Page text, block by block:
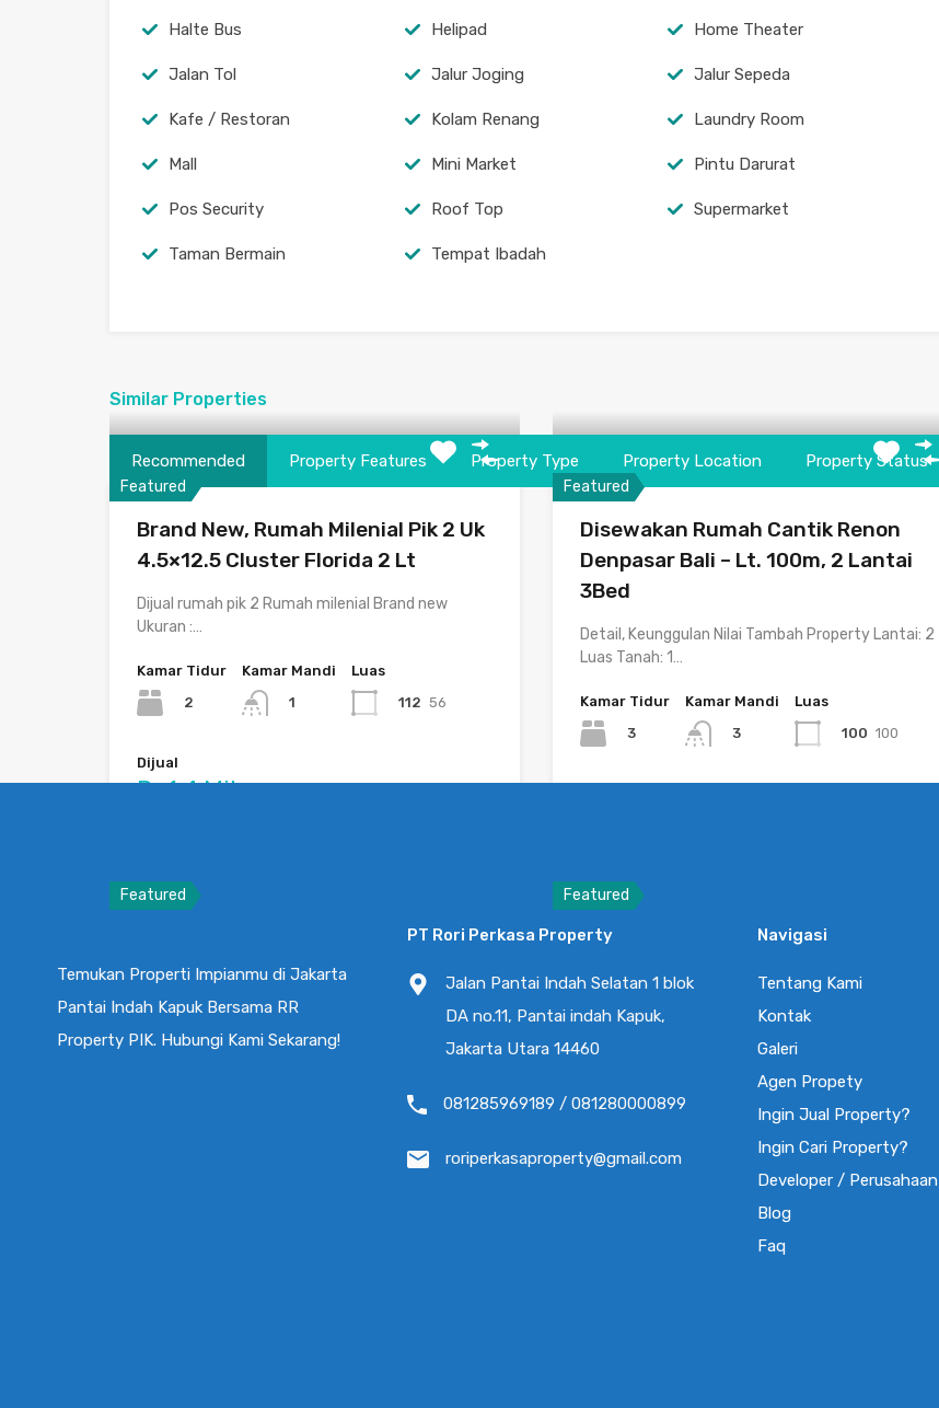
Halte Bus Helipad Home Theater
Jalan Tol Jalur Joging Jalur Sepeda
Kafe / Restoran Kolam Renang Laundry Room
Mall Mini Market Pintu Darurat
Pos Security Roof Top Supermarket
Taman Bermain Tempat Ibadah
Similar Properties
Recommended Property Features Property Type Property Location Property Status
Featured
Brand New, Rumah Milenial Pik 2 Uk
4.5×12.5 Cluster Florida 2 Lt
Dijual rumah pik 2 Rumah milenial Brand new
Ukuran :…
Kamar Tidur
2
Kamar Mandi
1
Luas
112 56
Dijual
Rp1.4 Milyar
Featured
Disewakan Rumah Cantik Renon
Denpasar Bali – Lt. 100m, 2 Lantai
3Bed
Detail, Keunggulan Nilai Tambah Property Lantai: 2
Luas Tanah: 1…
Kamar Tidur
3
Kamar Mandi
3
Luas
100 100
Featured
Termurah, Rumah Siap Huni Golf
Island Pik Uk 10x15m Full Renov
Golf Island PIK Pantai Indah Kapuk Ukuran : 10×15
Full…
209
150
Featured
Rumah Brand New Golf Island Pik
Rumah Golf Island PIK Uk. 8x20m (160m)
Kamar Tidur
Kamar Mandi
Luas
160 200
Temukan Properti Impianmu di Jakarta
Pantai Indah Kapuk Bersama RR
Property PIK. Hubungi Kami Sekarang!
PT Rori Perkasa Property
Jalan Pantai Indah Selatan 1 blok
DA no.11, Pantai indah Kapuk,
Jakarta Utara 14460
081285969189 / 081280000899
roriperkasaproperty@gmail.com
Navigasi
Tentang Kami
Kontak
Galeri
Agen Propety
Ingin Jual Property?
Ingin Cari Property?
Developer / Perusahaan
Blog
Faq